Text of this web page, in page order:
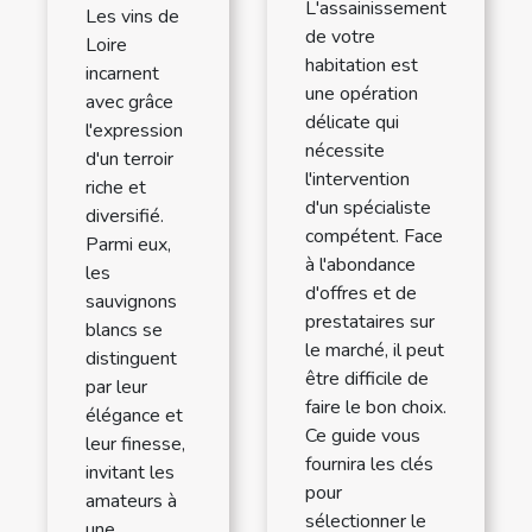
Les vins de
Loire
incarnent
avec grâce
l'expression
d'un terroir
riche et
diversifié.
Parmi eux,
les
sauvignons
blancs se
distinguent
par leur
élégance et
leur finesse,
invitant les
amateurs à
L'assainissement
de votre
habitation est
une opération
délicate qui
nécessite
l'intervention
d'un spécialiste
compétent. Face
à l'abondance
d'offres et de
prestataires sur
le marché, il peut
être difficile de
faire le bon choix.
Ce guide vous
fournira les clés
pour
sélectionner le